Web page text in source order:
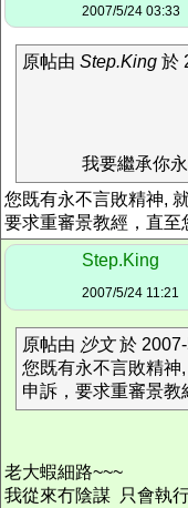
2007/5/24 03:33
原帖由 Step.King 於
我要繼承你
您既有永不言敗精神,
要求重審景教經，直至
Step.King
2007/5/24 11:21
原帖由 沙文於 2007-
您既有永不言敗精神
申訴，要求重審景教
老大蝦細路~~~
我從來冇陰謀 只會執